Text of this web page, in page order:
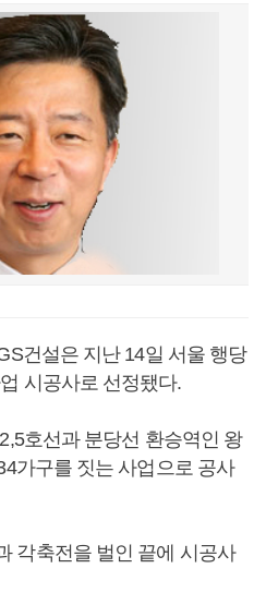
건설은 지난 14일 서울 행당
시공사로 선정됐다.
호선과 분당선 환승역인 왕
가구를 짓는 사업으로 공사
각축전을 벌인 끝에 시공사